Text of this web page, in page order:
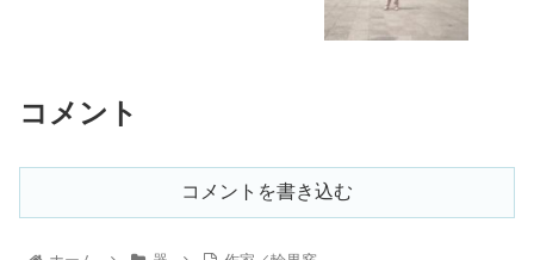
コメント
コメントを書き込む